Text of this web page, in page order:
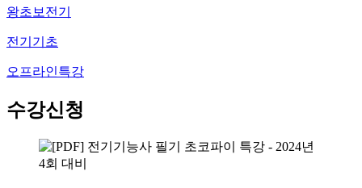
왕초보전기
전기기초
오프라인특강
수강신청